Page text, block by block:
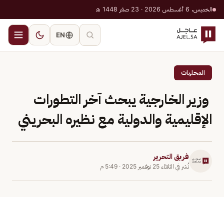
الخميس، 6 أغسطس 2026 · 23 صفر 1448 هـ
EN
المحليات
وزير الخارجية يبحث آخر التطورات
الإقليمية والدولية مع نظيره البحريني
فريق التحرير
نُشر في الثلاثاء 25 نوفمبر 2025 · 5:49 م